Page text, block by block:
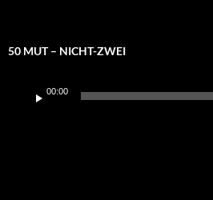
50 MUT – NICHT-ZWEI
Player
00:00